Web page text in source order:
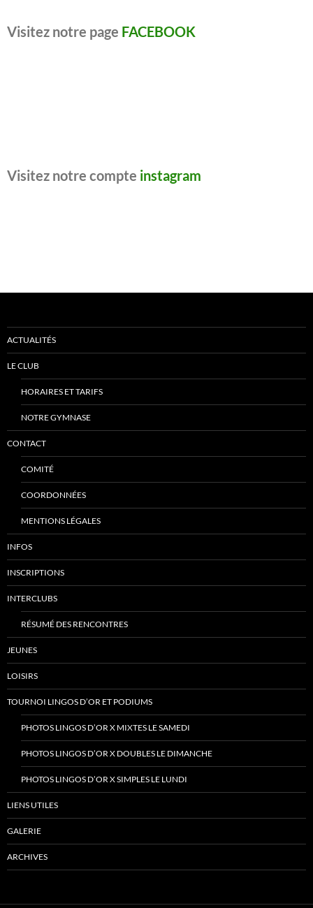
Visitez notre page FACEBOOK
Visitez notre compte instagram
ACTUALITÉS
LE CLUB
HORAIRES ET TARIFS
NOTRE GYMNASE
CONTACT
COMITÉ
COORDONNÉES
MENTIONS LÉGALES
INFOS
INSCRIPTIONS
INTERCLUBS
RÉSUMÉ DES RENCONTRES
JEUNES
LOISIRS
TOURNOI LINGOS D’OR ET PODIUMS
PHOTOS LINGOS D’OR X MIXTES LE SAMEDI
PHOTOS LINGOS D’OR X DOUBLES LE DIMANCHE
PHOTOS LINGOS D’OR X SIMPLES LE LUNDI
LIENS UTILES
GALERIE
ARCHIVES